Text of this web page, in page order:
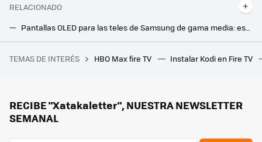
RELACIONADO
Pantallas OLED para las teles de Samsung de gama media: este es el jugoso acuerdo con LG que prepara la firma
La tecnología PHOLED puede ser el secreto para tener televisores OLED mucho más eficientes: la clave está en aprovechar la luz
Un joven de 19 años hackeó el iPhone, fue contratado por Apple y terminó despedido por no contestar a un correo
TEMAS DE INTERÉS HBO Max fire TV Instalar Kodi en Fire TV
RECIBE "Xatakaletter", NUESTRA NEWSLETTER
SEMANAL